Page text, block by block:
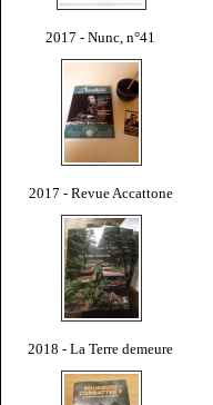
2017 - Nunc, n°41
2017 - Revue Accattone
2018 - La Terre demeure